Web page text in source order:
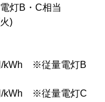
灯B・C相当
)
/kWh ※従量電灯B
/kWh ※従量電灯C